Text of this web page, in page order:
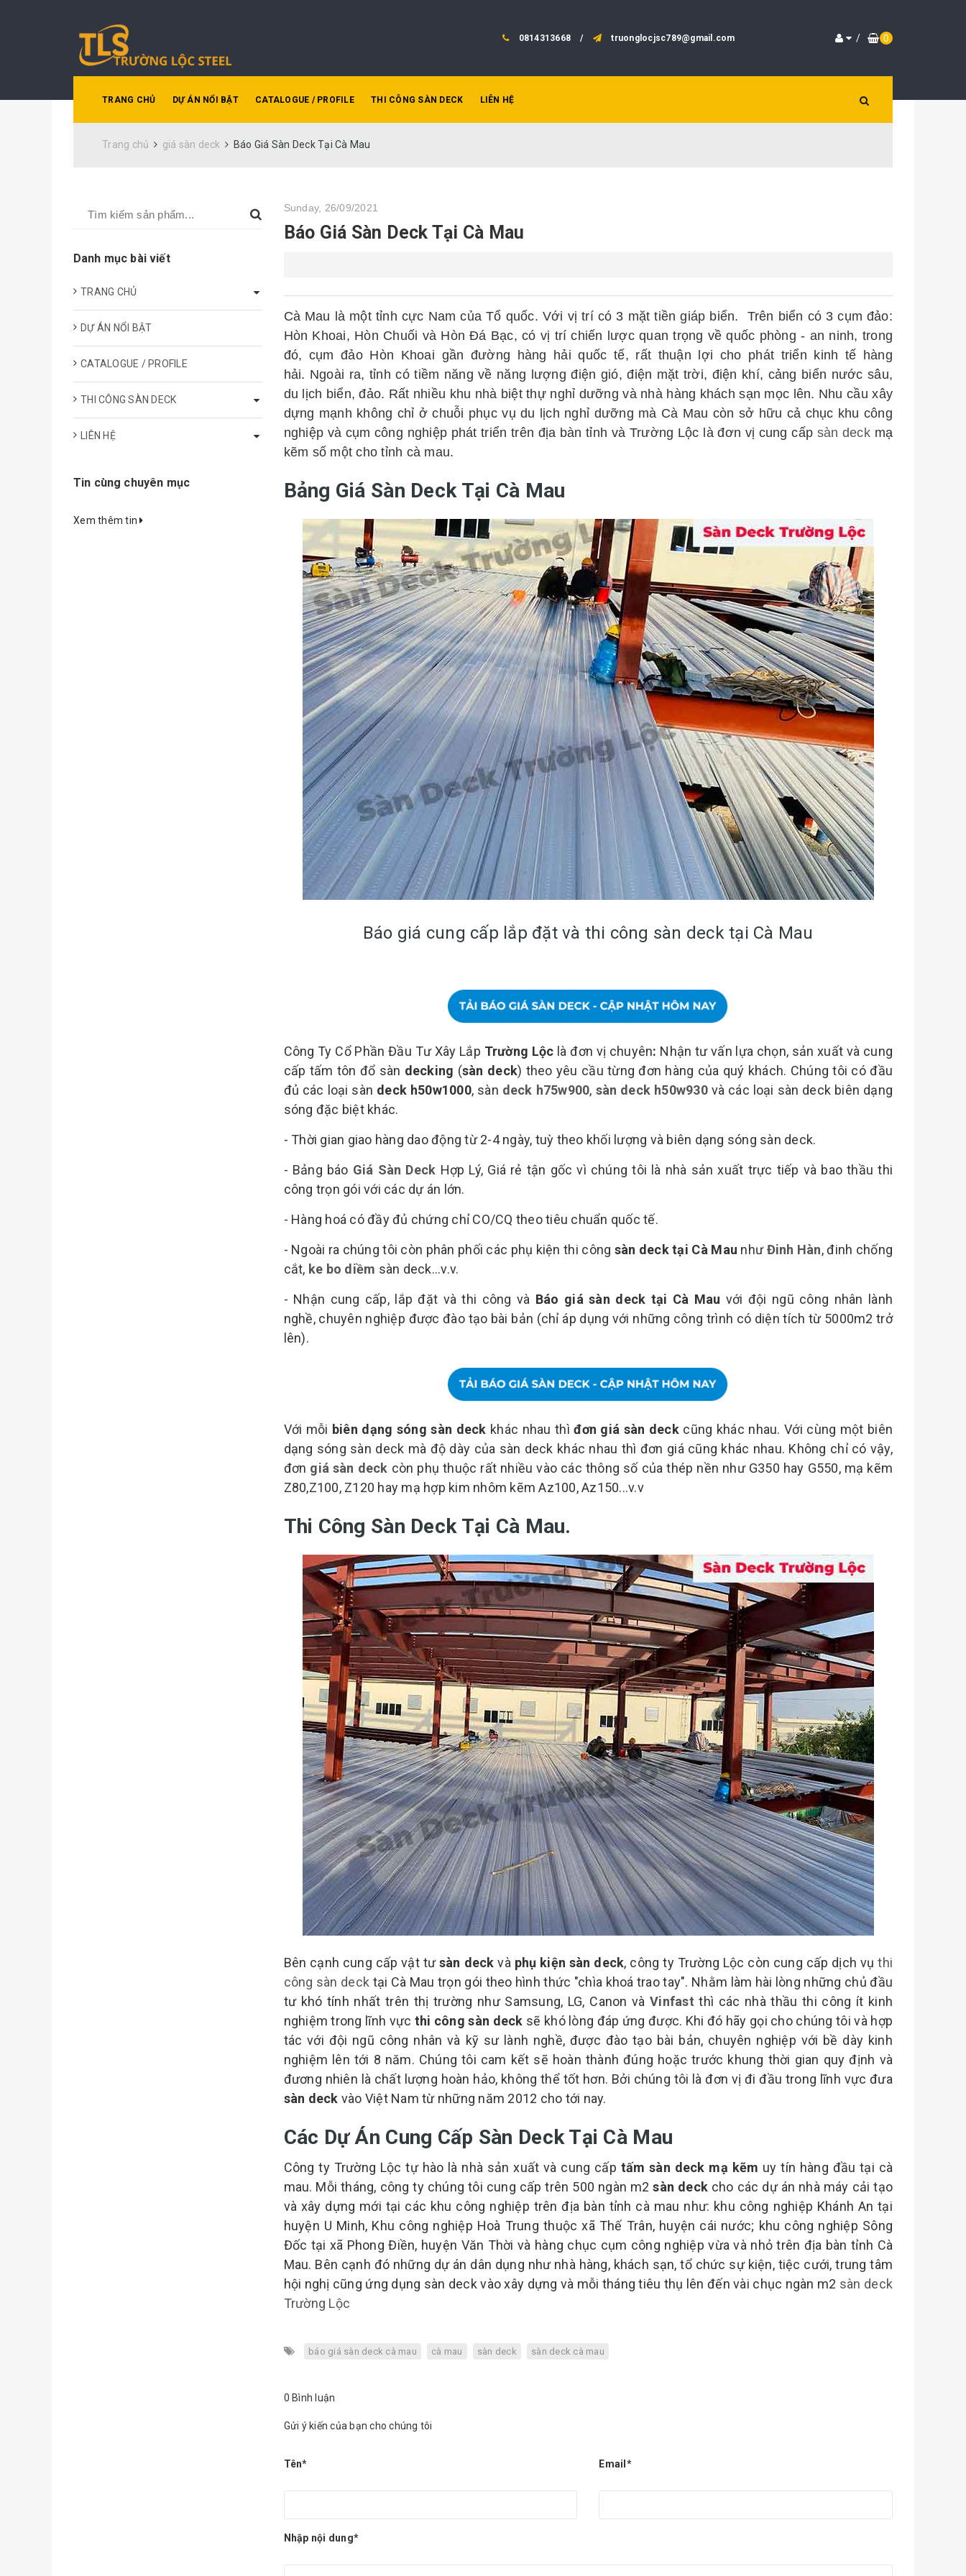
0814313668 / truonglocjsc789@gmail.com / 0
TRANG CHỦ DỰ ÁN NỔI BẬT CATALOGUE / PROFILE THI CÔNG SÀN DECK LIÊN HỆ
Trang chủ giá sàn deck Báo Giá Sàn Deck Tại Cà Mau
Sunday, 26/09/2021
Báo Giá Sàn Deck Tại Cà Mau
Cà Mau là một tỉnh cực Nam của Tổ quốc. Với vị trí có 3 mặt tiền giáp biển. Trên biển có 3 cụm đảo:
Hòn Khoai, Hòn Chuối và Hòn Đá Bạc, có vị trí chiến lược quan trọng về quốc phòng - an ninh, trong
đó, cụm đảo Hòn Khoai gần đường hàng hải quốc tế, rất thuận lợi cho phát triển kinh tế hàng
hải. Ngoài ra, tỉnh có tiềm năng về năng lượng điện gió, điện mặt trời, điện khí, cảng biển nước sâu,
du lịch biển, đảo. Rất nhiều khu nhà biệt thự nghỉ dưỡng và nhà hàng khách sạn mọc lên. Nhu cầu xây
dựng mạnh không chỉ ở chuỗi phục vụ du lịch nghỉ dưỡng mà Cà Mau còn sở hữu cả chục khu công
nghiệp và cụm công nghiệp phát triển trên địa bàn tỉnh và Trường Lộc là đơn vị cung cấp sàn deckmạ
kẽm số một cho tỉnh cà mau.
Bảng Giá Sàn Deck Tại Cà Mau
Báo giá cung cấp lắp đặt và thi công sàn deck tại Cà Mau
Công Ty Cổ Phần Đầu Tư Xây Lắp Trường Lộc là đơn vị chuyên: Nhận tư vấn lựa chọn, sản xuất và cung
cấp tấm tôn đổ sàn decking (sàn deck) theo yêu cầu từng đơn hàng của quý khách. Chúng tôi có đầu
đủ các loại sàn deck h50w1000, sàn deck h75w900, sàn deck h50w930và các loại sàn deck biên dạng
sóng đặc biệt khác.
- Thời gian giao hàng dao động từ 2-4 ngày, tuỳ theo khối lượng và biên dạng sóng sàn deck.
- Bảng báo Giá Sàn Deck Hợp Lý, Giá rẻ tận gốc vì chúng tôi là nhà sản xuất trực tiếp và bao thầu thi
công trọn gói với các dự án lớn.
- Hàng hoá có đầy đủ chứng chỉ CO/CQ theo tiêu chuẩn quốc tế.
- Ngoài ra chúng tôi còn phân phối các phụ kiện thi công sàn deck tại Cà Mau nhưĐinh Hàn, đinh chống
cắt, ke bo diềm sàn deck...v.v.
- Nhận cung cấp, lắp đặt và thi công và Báo giá sàn deck tại Cà Mau với đội ngũ công nhân lành
nghề, chuyên nghiệp được đào tạo bài bản (chỉ áp dụng với những công trình có diện tích từ 5000m2 trở
lên).
Với mỗi biên dạng sóng sàn deck khác nhau thìđơn giá sàn deckcũng khác nhau. Với cùng một biên
dạng sóng sàn deck mà độ dày của sàn deck khác nhau thì đơn giá cũng khác nhau. Không chỉ có vậy,
đơn giá sàn deck còn phụ thuộc rất nhiều vào các thông số của thép nền như G350 hay G550, mạ kẽm
Z80,Z100, Z120 hay mạ hợp kim nhôm kẽm Az100, Az150...v.v
Thi Công Sàn Deck Tại Cà Mau.
Bên cạnh cung cấp vật tưsàn deck và phụ kiện sàn deck, công ty Trường Lộc còn cung cấp dịch vụthi
công sàn deck tại Cà Mau trọn gói theo hình thức "chìa khoá trao tay". Nhằm làm hài lòng những chủ đầu
tư khó tính nhất trên thị trường như Samsung, LG, Canon vàVinfast thì các nhà thầu thi công ít kinh
nghiệm trong lĩnh vực thi công sàn deck sẽ khó lòng đáp ứng được. Khi đó hãy gọi cho chúng tôi và hợp
tác với đội ngũ công nhân và kỹ sư lành nghề, được đào tạo bài bản, chuyên nghiệp với bề dày kinh
nghiệm lên tới 8 năm. Chúng tôi cam kết sẽ hoàn thành đúng hoặc trước khung thời gian quy định và
đương nhiên là chất lượng hoàn hảo, không thể tốt hơn. Bởi chúng tôi là đơn vị đi đầu trong lĩnh vực đưa
sàn deck vào Việt Nam từ những năm 2012 cho tới nay.
Các Dự Án Cung Cấp Sàn Deck Tại Cà Mau
Công ty Trường Lộc tự hào là nhà sản xuất và cung cấp tấm sàn deck mạ kẽm uy tín hàng đầu tại cà
mau. Mỗi tháng, công ty chúng tôi cung cấp trên 500 ngàn m2sàn deck cho các dự án nhà máy cải tạo
và xây dựng mới tại các khu công nghiệp trên địa bàn tỉnh cà mau như: khu công nghiệp Khánh An tại
huyện U Minh, Khu công nghiệp Hoà Trung thuộc xã Thế Trân, huyện cái nước; khu công nghiệp Sông
Đốc tại xã Phong Điền, huyện Văn Thời và hàng chục cụm công nghiệp vừa và nhỏ trên địa bàn tỉnh Cà
Mau. Bên cạnh đó những dự án dân dụng như nhà hàng, khách sạn, tổ chức sự kiện, tiệc cưới, trung tâm
hội nghị cũng ứng dụng sàn deck vào xây dựng và mỗi tháng tiêu thụ lên đến vài chục ngàn m2 sàn deck
Trường Lộc
báo giá sàn deck cà mau cà mau sàn deck sàn deck cà mau
0 Bình luận
Gửi ý kiến của bạn cho chúng tôi
Tên* Email*
Nhập nội dung*
Danh mục bài viết
TRANG CHỦ
DỰ ÁN NỔI BẬT
CATALOGUE / PROFILE
THI CÔNG SÀN DECK
LIÊN HỆ
Tin cùng chuyên mục
Xem thêm tin